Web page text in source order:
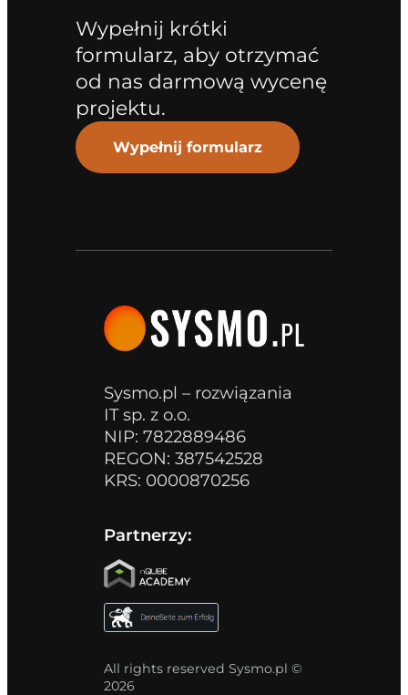
Wypełnij krótki
formularz, aby otrzymać
od nas darmową wycenę
projektu.
Wypełnij formularz
Sysmo.pl – rozwiązania
IT sp. z o.o.
NIP: 7822889486
REGON: 387542528
KRS: 0000870256
Partnerzy:
All rights reserved Sysmo.pl ©
2026